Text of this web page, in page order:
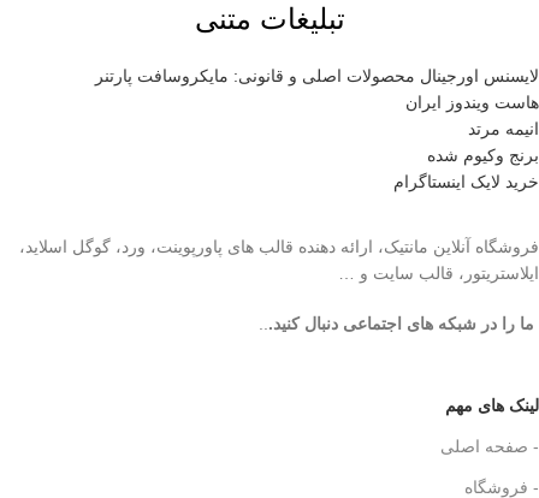
تبلیغات متنی
لایسنس اورجینال محصولات اصلی و قانونی: مایکروسافت پارتنر
هاست ویندوز ایران
انیمه مرتد
برنج وکیوم شده
خرید لایک اینستاگرام
فروشگاه آنلاین مانتیک، ارائه دهنده قالب های پاورپوینت، ورد، گوگل اسلاید،
ایلاستریتور، قالب سایت و …
ما را در شبکه های اجتماعی دنبال کنید.
لینک های مهم
- صفحه اصلی
- فروشگاه